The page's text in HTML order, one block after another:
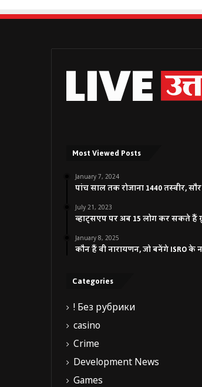
Most Viewed Posts
January 7, 2024
पांच साल तक रोजाना 1440 तस्वीर,
July 21, 2023
व्हाट्सएप पर अब 15 लोग कर सकते हैं
January 8, 2025
कौन हैं वी नारायणन, जो बनेंगे ISRO के
Categories
! Без рубрики
casino
Crime
Development News
Games